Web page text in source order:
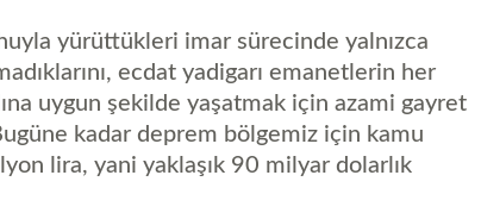
yürüttükleri imar sürecinde yalnızca
ecdat yadigarı emanetlerin her
uygun şekilde yaşatmak için azami gayret
kadar deprem bölgemiz için kamu
lira, yani yaklaşık 90 milyar dolarlık